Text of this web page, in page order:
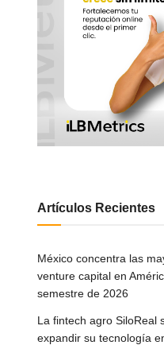
Artículos Recientes
México concentra las
venture capital en
semestre de 2026
La fintech agro SiloReal
expandir su tecnología